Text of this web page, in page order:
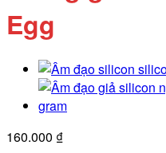
Egg
160.000 ₫